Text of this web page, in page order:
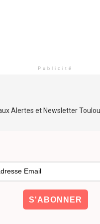
Publicité
Alertes et Newsletter